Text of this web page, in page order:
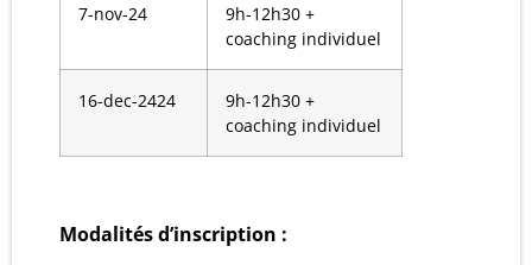
7-nov-24
9h-12h30 +
coaching individuel
16-dec-2424
9h-12h30 +
coaching individuel
Modalités d’inscription :